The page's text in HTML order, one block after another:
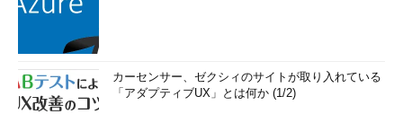
カーセンサー、ゼクシィのサイトが取り入れている
「アダプティブUX」とは何か (1/2)